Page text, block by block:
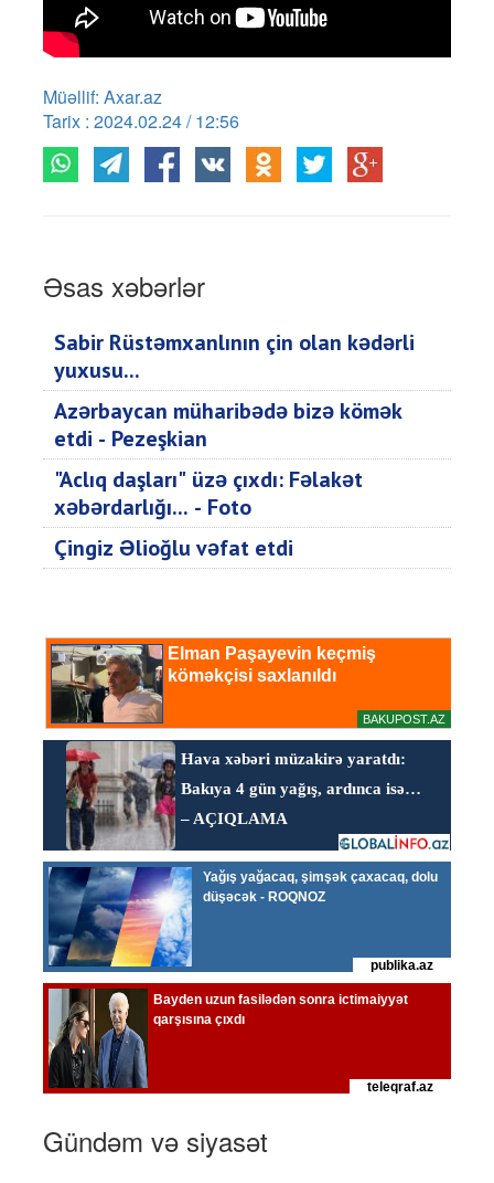
Müəllif: Axar.az
Tarix : 2024.02.24 / 12:56
Əsas xəbərlər
Sabir Rüstəmxanlının çin olan kədərli
yuxusu...
Azərbaycan müharibədə bizə kömək
etdi - Pezeşkian
"Aclıq daşları" üzə çıxdı: Fəlakət
xəbərdarlığı... - Foto
Çingiz Əlioğlu vəfat etdi
Gündəm və siyasət